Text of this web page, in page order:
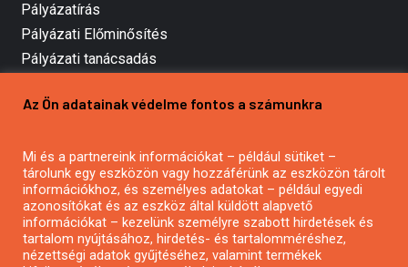
Pályázatírás
Pályázati Előminősítés
Pályázati tanácsadás
Mezőgazdasági pályázatírás
Pályázatírás civil szervezeteknek
Pályázatírás önkormányzatoknak
Pályázatfigyelés
Specifikus pályázatfigyelés vagy hírlevél
Az Ön adatainak védelme fontos a számunkra
Mi és a partnereink információkat – például sütiket –
tárolunk egy eszközön vagy hozzáférünk az eszközön tárolt
információkhoz, és személyes adatokat – például egyedi
azonosítókat és az eszköz által küldött alapvető
információkat – kezelünk személyre szabott hirdetések és
tartalom nyújtásához, hirdetés- és tartalomméréshez,
nézettségi adatok gyűjtéséhez, valamint termékek